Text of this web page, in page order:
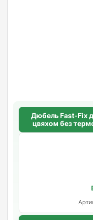
Дюбель Fast-Fix
цвяхом без